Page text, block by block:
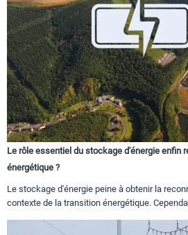
Le rôle essentiel du stockage d'énergie enfin
énergétique ?
Le stockage d'énergie peine à obtenir la
contexte de la transition énergétique.